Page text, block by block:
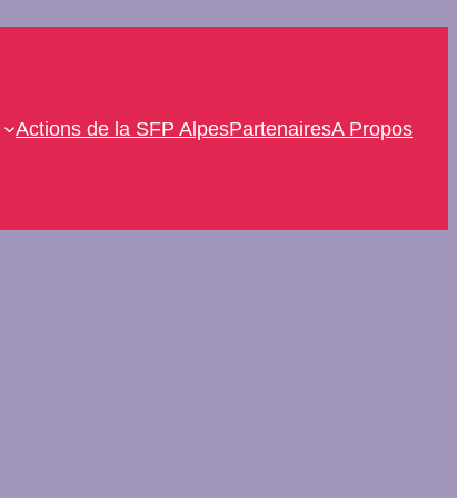
Actions de la SFP AlpesPartenairesA Propos